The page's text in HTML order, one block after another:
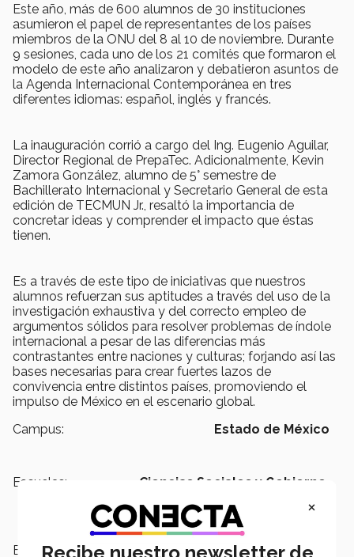
Este año, más de 600 alumnos de 30 instituciones
asumieron el papel de representantes de los países
miembros de la ONU del 8 al 10 de noviembre. Durante
9 sesiones, cada uno de los 21 comités que formaron el
modelo de este año analizaron y debatieron asuntos de
la Agenda Internacional Contemporánea en tres
diferentes idiomas: español, inglés y francés.
La inauguración corrió a cargo del Ing. Eugenio Aguilar,
Director Regional de PrepaTec. Adicionalmente, Kevin
Zamora González, alumno de 5° semestre de
Bachillerato Internacional y Secretario General de esta
edición de TECMUN Jr., resaltó la importancia de
concretar ideas y comprender el impacto que éstas
tienen.
Es a través de este tipo de iniciativas que nuestros
alumnos refuerzan sus aptitudes a través del uso de la
investigación exhaustiva y del correcto empleo de
argumentos sólidos para resolver problemas de índole
internacional a pesar de las diferencias más
contrastantes entre naciones y culturas; forjando así las
bases necesarias para crear fuertes lazos de
convivencia entre distintos países, promoviendo el
impulso de México en el escenario global.
Campus:
Estado de México
Escuelas:
Ciencias Sociales y Gobierno,
Etiquetas: TecMun, PrepaTec, Estado de
×